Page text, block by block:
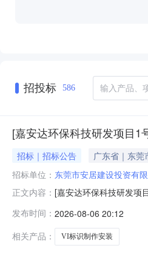
招投标 586
[嘉安达环保科技研发项目1
招标｜招标公告 广东省｜东莞
招标单位： 东莞市安居建设投资有
正文内容： [嘉安达环保科技研发项
项目名称及采购内容1.1
建为保障性租赁住房标识
发布时间： 2026-08-06 20:12
相关产品：
VI标识制作安装